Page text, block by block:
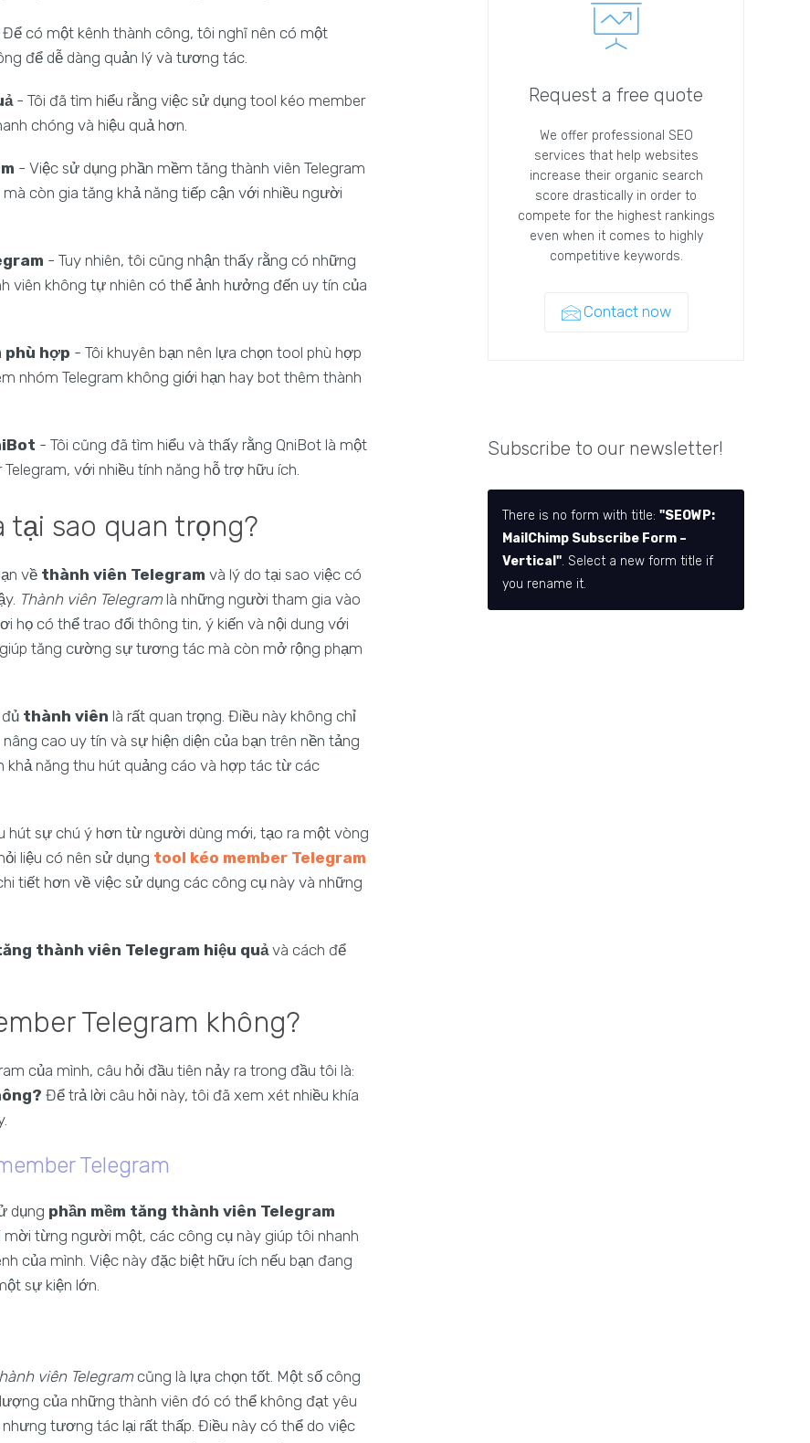
có một kênh thành công, tôi nghĩ nên có một
để dễ dàng quản lý và tương tác.
- Tôi đã tìm hiểu rằng việc sử dụng tool kéo member
chóng và hiệu quả hơn.
- Việc sử dụng phần mềm tăng thành viên Telegram
còn gia tăng khả năng tiếp cận với nhiều người
- Tuy nhiên, tôi cũng nhận thấy rằng có những
viên không tự nhiên có thể ảnh hưởng đến uy tín của
phù hợp - Tôi khuyên bạn nên lựa chọn tool phù hợp
nhóm Telegram không giới hạn hay bot thêm thành
- Tôi cũng đã tìm hiểu và thấy rằng QniBot là một
với nhiều tính năng hỗ trợ hữu ích.
tại sao quan trọng?
về thành viên Telegram và lý do tại sao việc có
Thành viên Telegram là những người tham gia vào
họ có thể trao đổi thông tin, ý kiến và nội dung với
tăng cường sự tương tác mà còn mở rộng phạm
thành viên là rất quan trọng. Điều này không chỉ
cao uy tín và sự hiện diện của bạn trên nền tảng
khả năng thu hút quảng cáo và hợp tác từ các
hút sự chú ý hơn từ người dùng mới, tạo ra một vòng
liệu có nên sử dụng tool kéo member Telegram
tiết hơn về việc sử dụng các công cụ này và những
thành viên Telegram hiệu quảvà cách để
Telegram không?
của mình, câu hỏi đầu tiên nảy ra trong đầu tôi là:
Để trả lời câu hỏi này, tôi đã xem xét nhiều khía
Telegram
dụng phần mềm tăng thành viên Telegram
từng người một, các công cụ này giúp tôi nhanh
của mình. Việc này đặc biệt hữu ích nếu bạn đang
sự kiện lớn.
viên Telegram cũng là lựa chọn tốt. Một số công
của những thành viên đó có thể không đạt yêu
tương tác lại rất thấp. Điều này có thể do việc
Request a free quote
We offer professional SEO
services that help websites
increase their organic search
score drastically in order to
compete for the highest rankings
even when it comes to highly
competitive keywords.
Contact now
Subscribe to our newsletter!
There is no form with title:"SEOWP:
MailChimp Subscribe Form –
Vertical". Select a new form title if
you rename it.